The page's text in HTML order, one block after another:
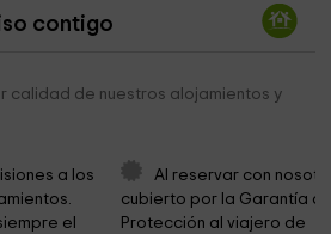
3,7 km
contigo
calidad de nuestros alojamientos y
a los
el
Al reservar con
cubierto por la Garantía
Protección al viajero de